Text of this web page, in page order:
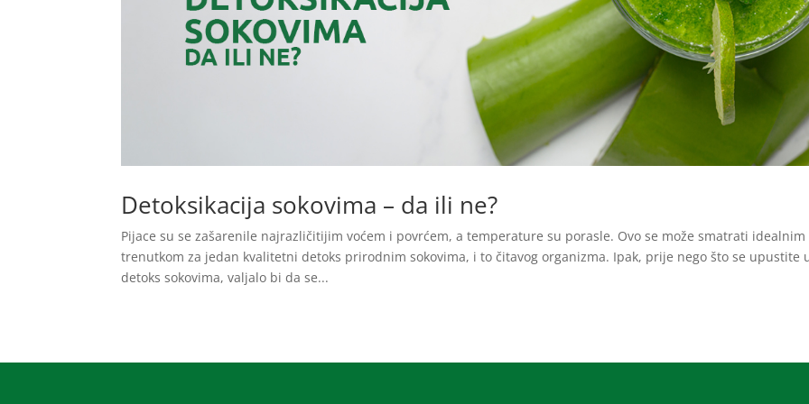
Detoksikacija sokovima – da ili ne?
Pijace su se zašarenile najrazličitijim voćem i povrćem, a temperature su porasle. Ovo se može smatrati idealnim
trenutkom za jedan kvalitetni detoks prirodnim sokovima, i to čitavog organizma. Ipak, prije nego što se upustite
detoks sokovima, valjalo bi da se...